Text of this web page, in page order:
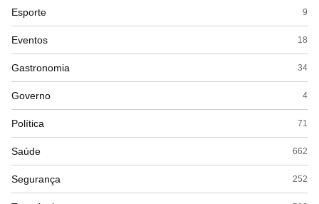
Esporte 9
Eventos 18
Gastronomia 34
Governo 4
Política 71
Saúde 662
Segurança 252